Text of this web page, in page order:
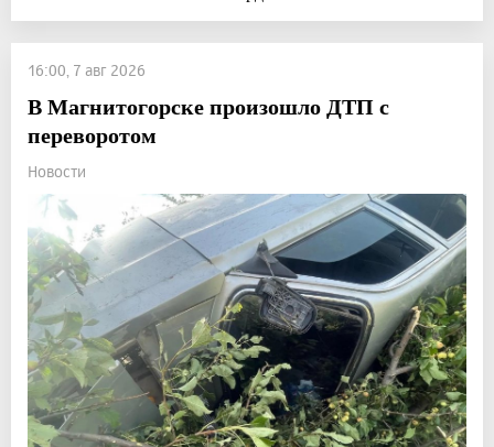
16:00, 7 авг 2026
В Магнитогорске произошло ДТП с
переворотом
Новости